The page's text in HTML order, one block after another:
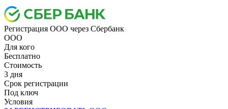
Регистрация ООО через Сбербанк
ООО
Для кого
Бесплатно
Стоимость
3 дня
Срок регистрации
Под ключ
Условия